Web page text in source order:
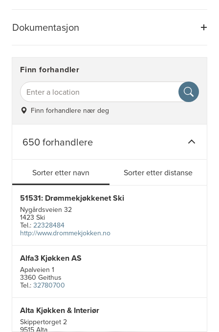
Dokumentasjon
Finn forhandler
Finn forhandlere nær deg
650 forhandlere
Sorter etter navn Sorter etter distanse
51531: Drømmekjøkkenet Ski
Nygårdsveien 32
1423 Ski
Tel.:22328484
http://www.drommekjokken.no
Alfa3 Kjøkken AS
Apalveien 1
3360 Geithus
Tel.:32780700
Alta Kjøkken & Interiør
Skippertorget 2